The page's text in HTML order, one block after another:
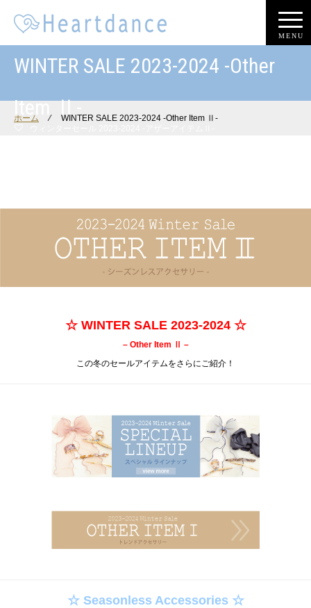
MENU
WINTER SALE 2023-2024 -Other
Item Ⅱ-
ホーム ⁄ WINTER SALE 2023-2024 -Other Item Ⅱ-
☆ WINTER SALE 2023-2024 ☆
– Other Item Ⅱ –
この冬のセールアイテムをさらにご紹介！
☆ Seasonless Accessories ☆